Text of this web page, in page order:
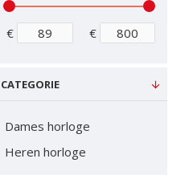
€ €
CATEGORIE
Dames horloge
Heren horloge